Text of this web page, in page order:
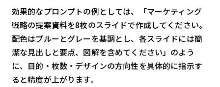
効果的なプロンプトの例としては、「マーケティング
戦略の提案資料を8枚のスライドで作成してください。
配色はブルーとグレーを基調とし、各スライドには簡
潔な見出しと要点、図解を含めてください」のよう
に、目的・枚数・デザインの方向性を具体的に指示す
ると精度が上がります。